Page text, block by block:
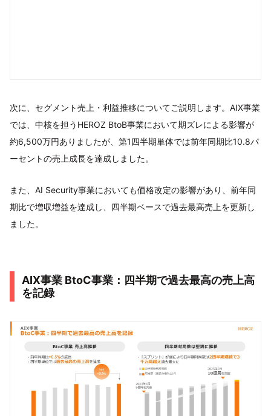
次に、セグメント売上・利益推移についてご説明します。AIX事業
では、中核を担うHEROZ BtoB事業において期ズレによる影響が
約6,500万円ありましたが、第1四半期単体では前年同期比10.8パ
ーセントの売上成長を達成しました。
また、AI Security事業においても価格改定の影響があり、前年同
期比で増収増益を達成し、四半期ベースで過去最高売上を更新し
ました。
AIX事業 BtoC事業：四半期で過去最高の売上高
を記録